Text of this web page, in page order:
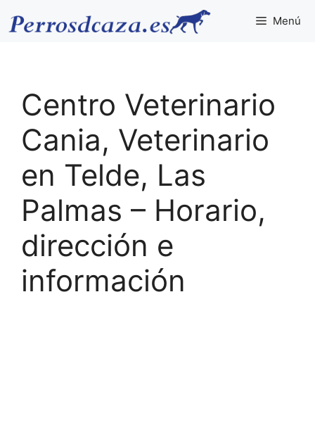
Menú
Centro Veterinario
Cania, Veterinario
en Telde, Las
Palmas – Horario,
dirección e
información